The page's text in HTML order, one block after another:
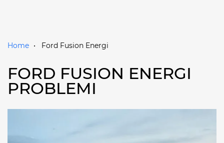
Home Ford Fusion Energi
FORD FUSION ENERGI
PROBLEMI